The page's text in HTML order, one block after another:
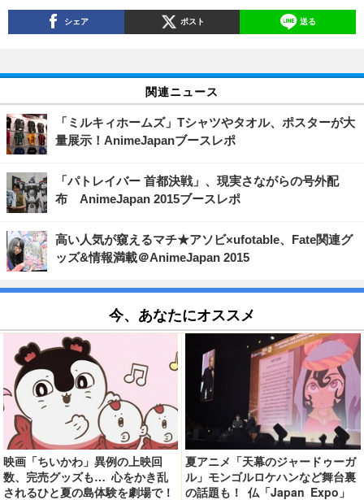
シェア ポスト 送る
関連ニュース
「ミルキィホームズ」Tシャツやタオル、ポスターが大
量展示！AnimeJapanブースレポ
「パトレイバー 首都決戦」、現実さながらの号外配
布 AnimeJapan 2015ブースレポ
高い人気が窺えるマチ★アソビ×ufotable、Fate関連グ
ッズ&情報満載＠AnimeJapan 2015
今、あなたにオススメ
映画「ちいかわ」異例の上映回
数、完売グッズも… 心をかき乱
されるひと夏の島体験を劇場で！
夏アニメ「天幕のジャードゥーガ
ル」モンゴルロケハンなど舞台裏
の話題も！ 仏「Japan Expo」